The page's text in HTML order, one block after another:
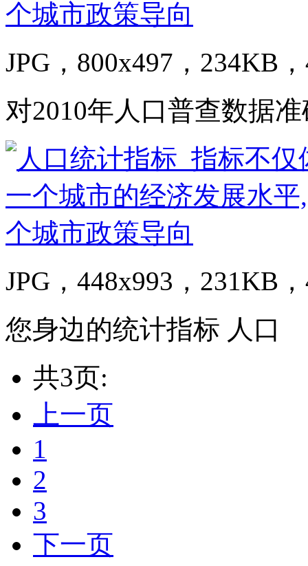
JPG，800x497，234KB
对2010年人口普查数据
JPG，448x993，231KB
您身边的统计指标 人口
共3页:
上一页
1
2
3
下一页